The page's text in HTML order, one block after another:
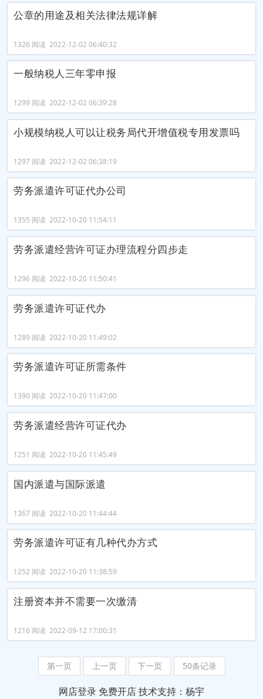
公章的用途及相关法律法规详解
1326 阅读 2022-12-02 06:40:32
一般纳税人三年零申报
1299 阅读 2022-12-02 06:39:28
小规模纳税人可以让税务局代开增值税专用发票吗
1297 阅读 2022-12-02 06:38:19
劳务派遣许可证代办公司
1355 阅读 2022-10-20 11:54:11
劳务派遣经营许可证办理流程分四步走
1296 阅读 2022-10-20 11:50:41
劳务派遣许可证代办
1289 阅读 2022-10-20 11:49:02
劳务派遣许可证所需条件
1390 阅读 2022-10-20 11:47:00
劳务派遣经营许可证代办
1251 阅读 2022-10-20 11:45:49
国内派遣与国际派遣
1367 阅读 2022-10-20 11:44:44
劳务派遣许可证有几种代办方式
1252 阅读 2022-10-20 11:38:59
注册资本并不需要一次缴清
1216 阅读 2022-09-12 17:00:31
第一页 上一页 下一页 50条记录
网店登录 免费开店技术支持：杨宇